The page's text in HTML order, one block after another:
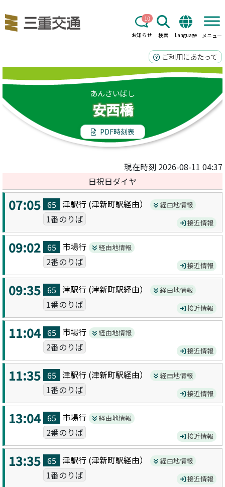
お知らせ
10
検索 Language メニュー
ご利用にあたって
あんさいばし
安西橋
PDF時刻表
現在時刻 2026-08-11 04:37
日祝日ダイヤ
07:05 65 津駅行 (津新町駅経由） 経由地情報
1番のりば 接近情報
09:02 65 市場行 経由地情報
2番のりば 接近情報
09:35 65 津駅行 (津新町駅経由） 経由地情報
1番のりば 接近情報
11:04 65 市場行 経由地情報
2番のりば 接近情報
11:35 65 津駅行 (津新町駅経由） 経由地情報
1番のりば 接近情報
13:04 65 市場行 経由地情報
2番のりば 接近情報
13:35 65 津駅行 (津新町駅経由） 経由地情報
1番のりば 接近情報